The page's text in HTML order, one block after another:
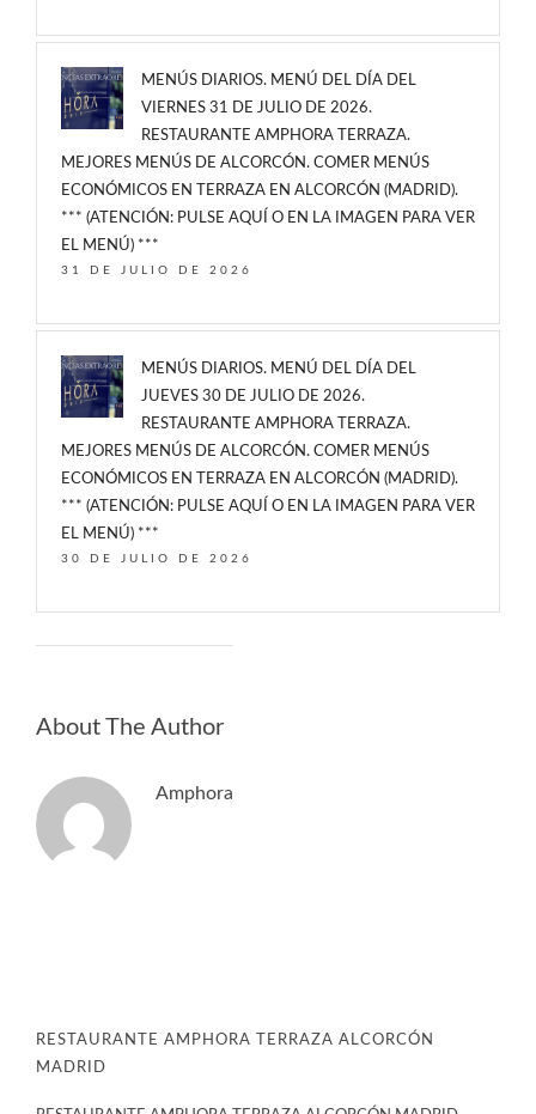
MENÚS DIARIOS. MENÚ DEL DÍA DEL
VIERNES 31 DE JULIO DE 2026.
RESTAURANTE AMPHORA TERRAZA.
MEJORES MENÚS DE ALCORCÓN. COMER MENÚS
ECONÓMICOS EN TERRAZA EN ALCORCÓN (MADRID).
*** (ATENCIÓN: PULSE AQUÍ O EN LA IMAGEN PARA VER
EL MENÚ) ***
31 DE JULIO DE 2026
MENÚS DIARIOS. MENÚ DEL DÍA DEL
JUEVES 30 DE JULIO DE 2026.
RESTAURANTE AMPHORA TERRAZA.
MEJORES MENÚS DE ALCORCÓN. COMER MENÚS
ECONÓMICOS EN TERRAZA EN ALCORCÓN (MADRID).
*** (ATENCIÓN: PULSE AQUÍ O EN LA IMAGEN PARA VER
EL MENÚ) ***
30 DE JULIO DE 2026
About The Author
Amphora
RESTAURANTE AMPHORA TERRAZA ALCORCÓN
MADRID